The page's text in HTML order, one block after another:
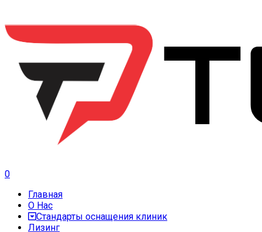
0
Главная
О Нас
Стандарты оснащения клиник
Лизинг